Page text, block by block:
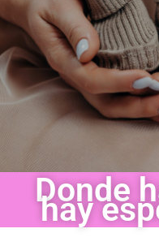
Donde
hay